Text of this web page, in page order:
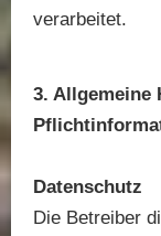
verarbeitet.
3. Allgemeine
Datenschutz
Die Betreiber